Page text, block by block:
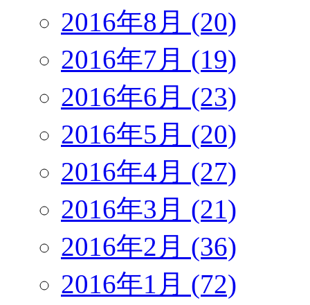
2016年8月 (20)
2016年7月 (19)
2016年6月 (23)
2016年5月 (20)
2016年4月 (27)
2016年3月 (21)
2016年2月 (36)
2016年1月 (72)